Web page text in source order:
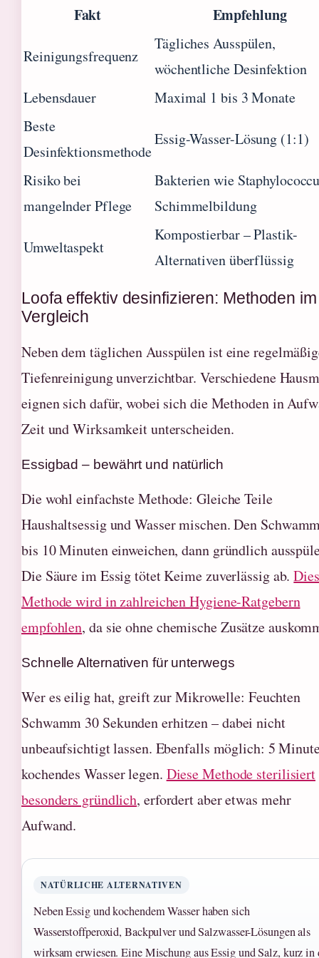
Fakt Empfehlung
Reinigungsfrequenz
Tägliches Ausspülen,
wöchentliche Desinfektion
Lebensdauer
Maximal 1 bis 3 Monate
Beste
Desinfektionsmethode
Essig-Wasser-Lösung (1:1)
Risiko bei
mangelnder Pflege
Bakterien wie
Schimmelbildung
Umweltaspekt
Kompostierbar – Plastik-
Alternativen überflüssig
Loofa effektiv desinfizieren: Methoden im
Vergleich
Neben dem täglichen Ausspülen ist eine
Tiefenreinigung unverzichtbar. Verschiedene
eignen sich dafür, wobei sich die Methoden in
Zeit und Wirksamkeit unterscheiden.
Essigbad – bewährt und natürlich
Die wohl einfachste Methode: Gleiche Teile
Haushaltsessig und Wasser mischen. Den
bis 10 Minuten einweichen, dann gründlich
Die Säure im Essig tötet Keime zuverlässig ab.
Methode wird in zahlreichen Hygiene-Ratgebern
empfohlen, da sie ohne chemische Zusätze
Schnelle Alternativen für unterwegs
Wer es eilig hat, greift zur Mikrowelle: Feuchten
Schwamm 30 Sekunden erhitzen – dabei nicht
unbeaufsichtigt lassen. Ebenfalls möglich: 5
kochendes Wasser legen. Diese Methode sterilisiert
besonders gründlich, erfordert aber etwas mehr
Aufwand.
NATÜRLICHE ALTERNATIVEN
Neben Essig und kochendem Wasser haben sich
Wasserstoffperoxid, Backpulver und Salzwasser-Lösungen als
wirksam erwiesen. Eine Mischung aus Essig und Salz, kurz in